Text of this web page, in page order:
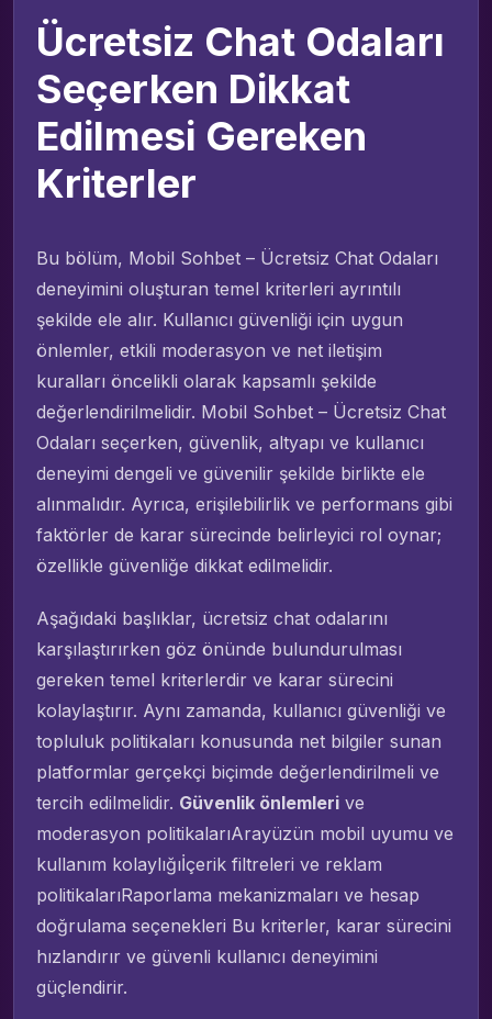
Ücretsiz Chat Odaları
Seçerken Dikkat
Edilmesi Gereken
Kriterler
Bu bölüm, Mobil Sohbet – Ücretsiz Chat Odaları
deneyimini oluşturan temel kriterleri ayrıntılı
şekilde ele alır. Kullanıcı güvenliği için uygun
önlemler, etkili moderasyon ve net iletişim
kuralları öncelikli olarak kapsamlı şekilde
değerlendirilmelidir. Mobil Sohbet – Ücretsiz Chat
Odaları seçerken, güvenlik, altyapı ve kullanıcı
deneyimi dengeli ve güvenilir şekilde birlikte ele
alınmalıdır. Ayrıca, erişilebilirlik ve performans gibi
faktörler de karar sürecinde belirleyici rol oynar;
özellikle güvenliğe dikkat edilmelidir.
Aşağıdaki başlıklar, ücretsiz chat odalarını
karşılaştırırken göz önünde bulundurulması
gereken temel kriterlerdir ve karar sürecini
kolaylaştırır. Aynı zamanda, kullanıcı güvenliği ve
topluluk politikaları konusunda net bilgiler sunan
platformlar gerçekçi biçimde değerlendirilmeli ve
tercih edilmelidir. Güvenlik önlemleri ve
moderasyon politikalarıArayüzün mobil uyumu ve
kullanım kolaylığıİçerik filtreleri ve reklam
politikalarıRaporlama mekanizmaları ve hesap
doğrulama seçenekleri Bu kriterler, karar sürecini
hızlandırır ve güvenli kullanıcı deneyimini
güçlendirir.